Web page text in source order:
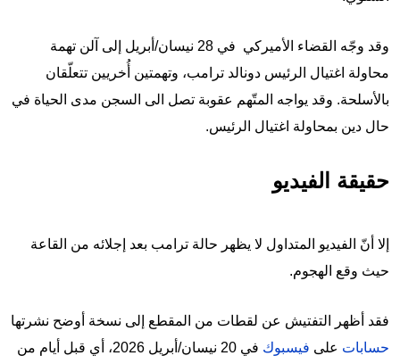
وقد وجّه القضاء الأميركي في 28 نيسان/أبريل إلى آلن تهمة
محاولة اغتيال الرئيس دونالد ترامب، وتهمتين أُخريين تتعلّقان
بالأسلحة. وقد يواجه المتّهم عقوبة تصل الى السجن مدى الحياة في
حال دين بمحاولة اغتيال الرئيس.
حقيقة الفيديو
إلا أنّ الفيديو المتداول لا يظهر حالة ترامب بعد إجلائه من القاعة
حيث وقع الهجوم.
فقد أظهر التفتيش عن لقطات من المقطع إلى نسخة أوضح نشرتها
حسابات على فيسبوك
في 20 نيسان/أبريل 2026، أي قبل أيام من